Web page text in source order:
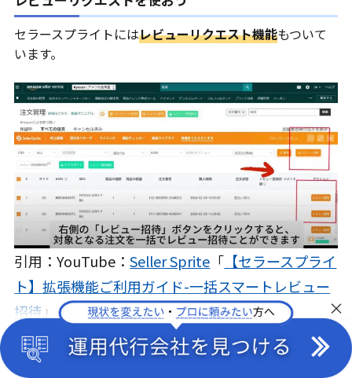
セラースプライトにはレビューリクエスト機能もついて
います。
引用：YouTube：Seller Sprite 「 【セラースプライ
ト】拡張機能ご利用ガイド-一括スマートレビュー
招待 」より
Amazonの公式にも同じ機能がありますが、セラースプラ
イトでは一括送信が可能です。
×